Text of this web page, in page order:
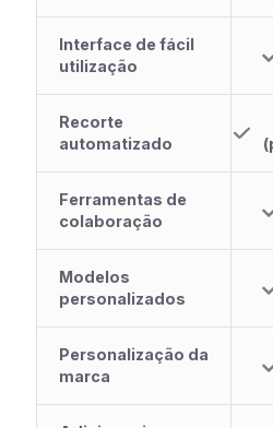
Interface de fácil
utilização
Recorte
automatizado
Ferramentas de
colaboração
Modelos
personalizados
Personalização da
marca